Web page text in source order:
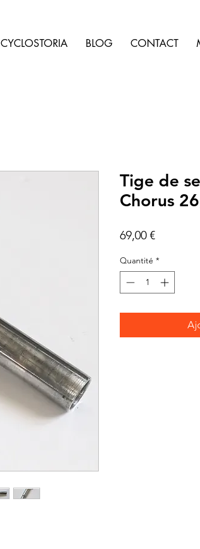
CYCLOSTORIA BLOG CONTACT
Tige de
Chorus
69,00 €Prix
Quantité *